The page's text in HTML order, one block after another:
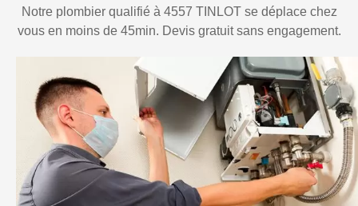
Notre plombier qualifié à 4557 TINLOT se déplace chez
vous en moins de 45min. Devis gratuit sans engagement.